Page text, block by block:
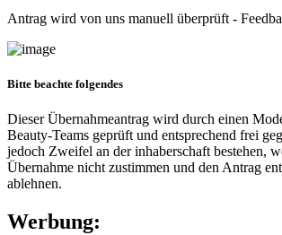
Antrag wird von uns manuell überprüft -
Bitte beachte folgendes
Dieser Übernahmeantrag wird durch einen
Beauty-Teams geprüft und entsprechend frei
jedoch Zweifel an der inhaberschaft bestehen,
Übernahme nicht zustimmen und den Antrag
ablehnen.
Werbung: